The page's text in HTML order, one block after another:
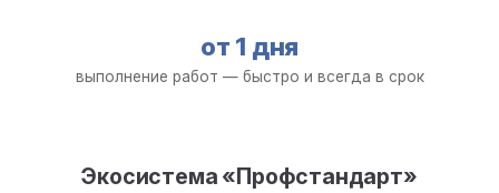
от 1 дня
выполнение работ — быстро и всегда в срок
Экосистема «Профстандарт»